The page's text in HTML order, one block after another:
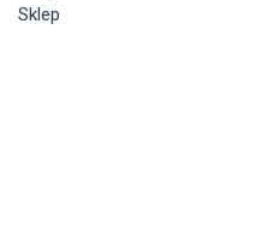
Sklep